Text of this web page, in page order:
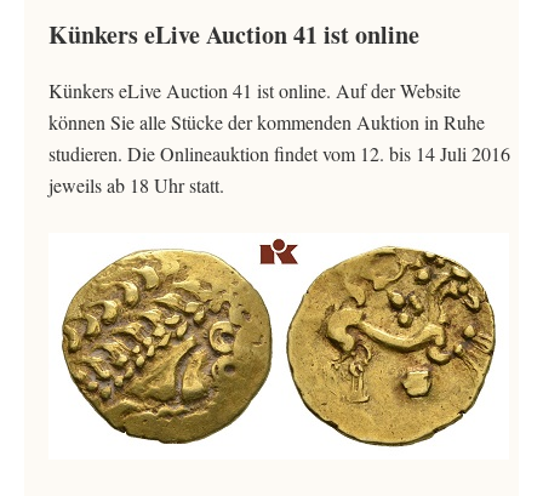
Künkers eLive Auction 41 ist online
Künkers eLive Auction 41 ist online. Auf der Website
können Sie alle Stücke der kommenden Auktion in Ruhe
studieren. Die Onlineauktion findet vom 12. bis 14 Juli 2016
jeweils ab 18 Uhr statt.